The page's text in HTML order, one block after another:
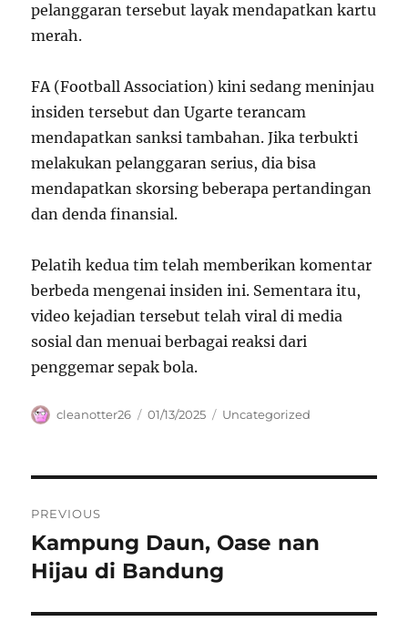
pelanggaran tersebut layak mendapatkan kartu
merah.
FA (Football Association) kini sedang meninjau
insiden tersebut dan Ugarte terancam
mendapatkan sanksi tambahan. Jika terbukti
melakukan pelanggaran serius, dia bisa
mendapatkan skorsing beberapa pertandingan
dan denda finansial.
Pelatih kedua tim telah memberikan komentar
berbeda mengenai insiden ini. Sementara itu,
video kejadian tersebut telah viral di media
sosial dan menuai berbagai reaksi dari
penggemar sepak bola.
Author
cleanotter26
Posted
01/13/2025 Categories
Uncategorized
pos
PREVIOUS
Previous
post:
Kampung Daun, Oase nan
Hijau di Bandung